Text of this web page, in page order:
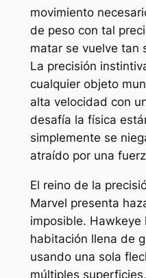
movimiento
de peso con tal
matar se vuelve tan
La precisión
cualquier objeto
alta velocidad con
desafía la física
simplemente se
atraído por una
El reino de la
Marvel presenta
imposible. Hawkeye
habitación llena de
usando una sola
múltiples